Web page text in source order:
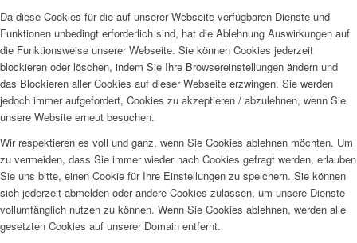
Da diese Cookies für die auf unserer Webseite verfügbaren Dienste und
Funktionen unbedingt erforderlich sind, hat die Ablehnung Auswirkungen auf
die Funktionsweise unserer Webseite. Sie können Cookies jederzeit
blockieren oder löschen, indem Sie Ihre Browsereinstellungen ändern und
das Blockieren aller Cookies auf dieser Webseite erzwingen. Sie werden
jedoch immer aufgefordert, Cookies zu akzeptieren / abzulehnen, wenn Sie
unsere Website erneut besuchen.
Wir respektieren es voll und ganz, wenn Sie Cookies ablehnen möchten. Um
zu vermeiden, dass Sie immer wieder nach Cookies gefragt werden, erlauben
Sie uns bitte, einen Cookie für Ihre Einstellungen zu speichern. Sie können
sich jederzeit abmelden oder andere Cookies zulassen, um unsere Dienste
vollumfänglich nutzen zu können. Wenn Sie Cookies ablehnen, werden alle
gesetzten Cookies auf unserer Domain entfernt.